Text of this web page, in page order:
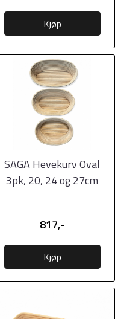
Kjøp
SAGA Hevekurv Oval
3pk, 20, 24 og 27cm
817,-
Kjøp